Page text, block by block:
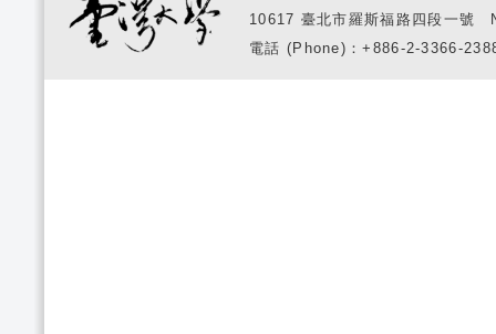
10617 臺北市羅斯福路四段一
電話 (Phone)：+886-2-3366-